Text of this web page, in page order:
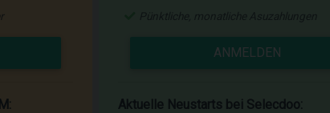
ANMELDEN
Aktuelle Neustarts bei Selecdoo: